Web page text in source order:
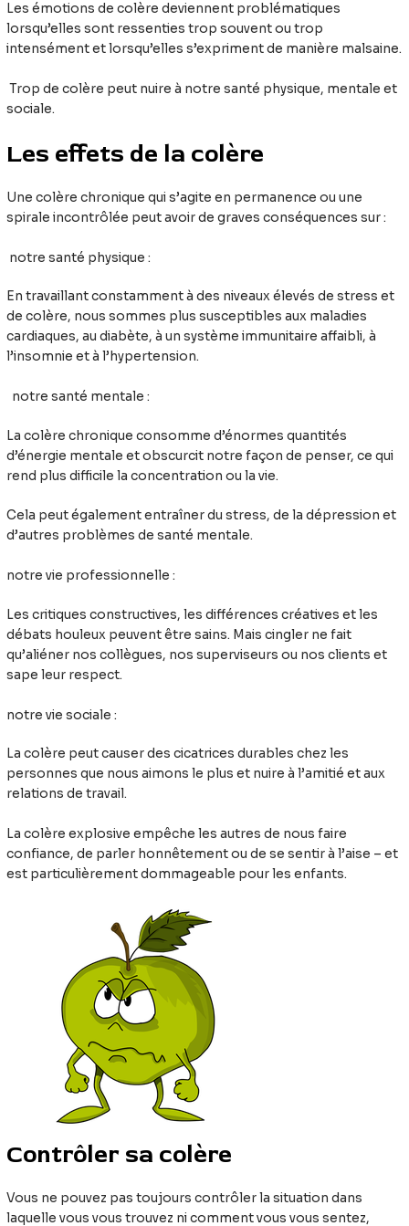
Les émotions de colère deviennent problématiques
lorsqu’elles sont ressenties trop souvent ou trop
intensément et lorsqu’elles s’expriment de manière malsaine.
Trop de colère peut nuire à notre santé physique, mentale et
sociale.
Les effets de la colère
Une colère chronique qui s’agite en permanence ou une
spirale incontrôlée peut avoir de graves conséquences sur :
notre santé physique :
En travaillant constamment à des niveaux élevés de stress et
de colère, nous sommes plus susceptibles aux maladies
cardiaques, au diabète, à un système immunitaire affaibli, à
l’insomnie et à l’hypertension.
notre santé mentale :
La colère chronique consomme d’énormes quantités
d’énergie mentale et obscurcit notre façon de penser, ce qui
rend plus difficile la concentration ou la vie.
Cela peut également entraîner du stress, de la dépression et
d’autres problèmes de santé mentale.
notre vie professionnelle :
Les critiques constructives, les différences créatives et les
débats houleux peuvent être sains. Mais cingler ne fait
qu’aliéner nos collègues, nos superviseurs ou nos clients et
sape leur respect.
notre vie sociale :
La colère peut causer des cicatrices durables chez les
personnes que nous aimons le plus et nuire à l’amitié et aux
relations de travail.
La colère explosive empêche les autres de nous faire
confiance, de parler honnêtement ou de se sentir à l’aise – et
est particulièrement dommageable pour les enfants.
Contrôler sa colère
Vous ne pouvez pas toujours contrôler la situation dans
laquelle vous vous trouvez ni comment vous vous sentez,